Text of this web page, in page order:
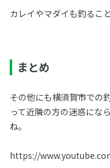
カレイやマダイも釣るこ
まとめ
その他にも横須賀市での
って近隣の方の迷惑にな
ね。
https://